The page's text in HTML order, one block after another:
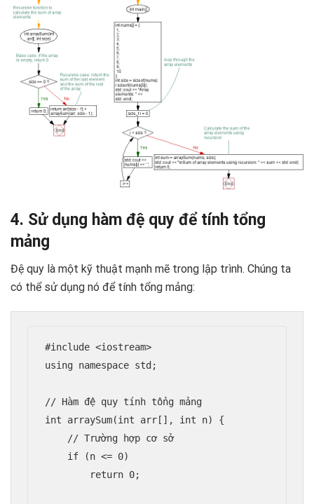
4. Sử dụng hàm đệ quy để tính tổng
mảng
Đệ quy là một kỹ thuật mạnh mẽ trong lập trình. Chúng ta
có thể sử dụng nó để tính tổng mảng:
#include <iostream>
using namespace std;
// Hàm đệ quy tính tổng mảng
int arraySum(int arr[], int n) {
    // Trường hợp cơ sở
    if (n <= 0)
        return 0;